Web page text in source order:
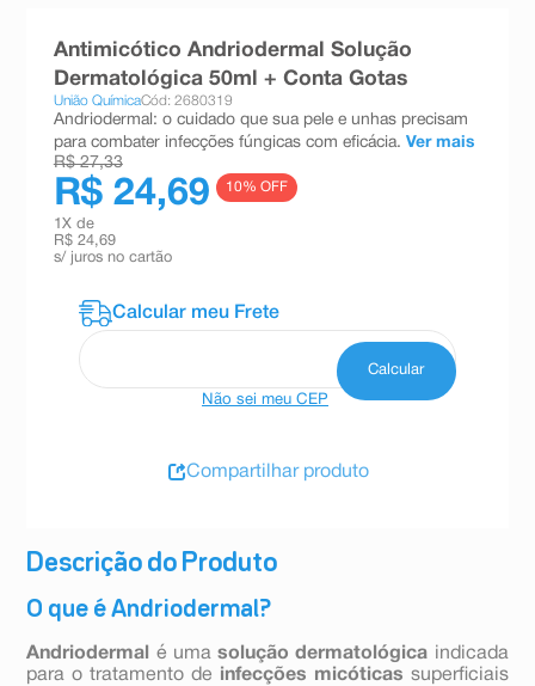
Descrição do Produto
O que é Andriodermal?
Andriodermal é umasolução dermatológica indicada
para o tratamento de infecções micóticas superficiais
Antimicótico Andriodermal Solução
Dermatológica 50ml + Conta Gotas
União QuímicaCód: 2680319
Andriodermal: o cuidado que sua pele e unhas precisam
para combater infecções fúngicas com eficácia. Ver mais
R$ 27,33
R$ 24,69 10% OFF
1 X de
R$ 24,69
s/ juros no cartão
Não sei meu CEP
Compartilhar produto
esmalte
10ºabsorvente